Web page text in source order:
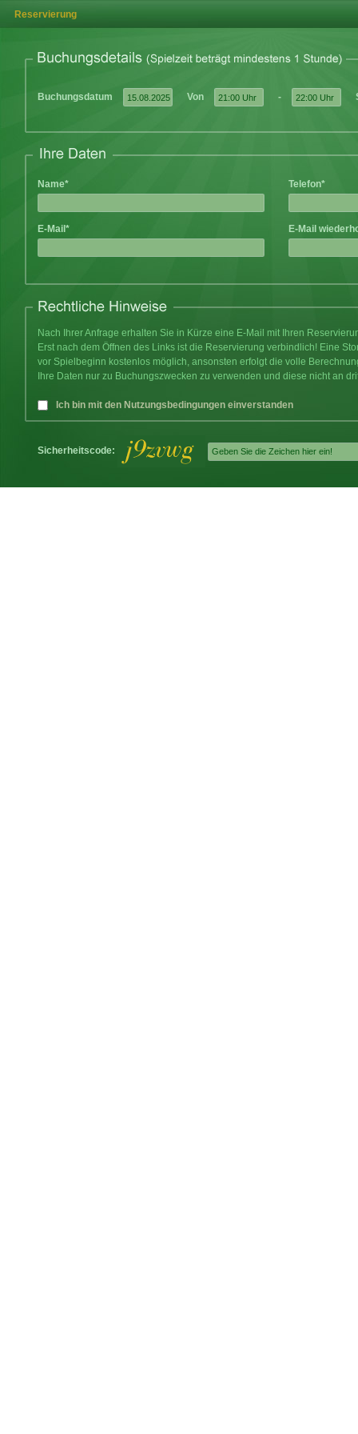
Reservierung
Buchungsdatum Von -
Name* Telefon*
E-Mail* E-Mail
Nach Ihrer Anfrage erhalten Sie in Kürze eine E-Mail mit Ihren
Erst nach dem Öffnen des Links ist die Reservierung verbindlich! Eine
vor Spielbeginn kostenlos möglich, ansonsten erfolgt die volle
Ihre Daten nur zu Buchungszwecken zu verwenden und diese nicht an
Ich bin mit den Nutzungsbedingungen einverstanden
Sicherheitscode: